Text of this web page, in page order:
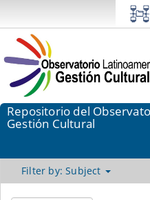
Repositorio del
Gestión Cultural
Filter by: Subject